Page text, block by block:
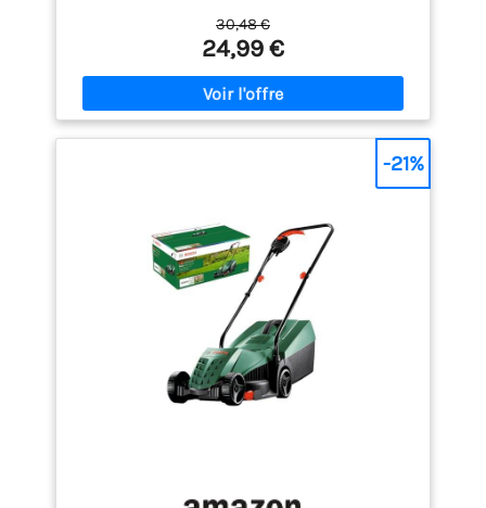
sans remplacement de contre-peigne. Longueurs de
coupe de 1 à 25 mm grâce aux différents contre-
peignes Lames de précision faites d'acier à haute
teneur en carbone pour une coupe impeccable ;
elles restent aiguisées plus longtemps Tondeuse
compacte qui permet de créer des dessins et
30,48 €
24,99 €
-21%